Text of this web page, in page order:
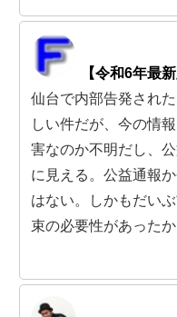
【令和6年最
仙台で内部告発され
しい件だが、今の情
害なのか不明だし、
に見える。公益通報
はない。しかもだい
束の必要性があったか